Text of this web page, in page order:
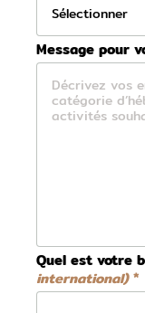
Message pour
Quel est votre
international)